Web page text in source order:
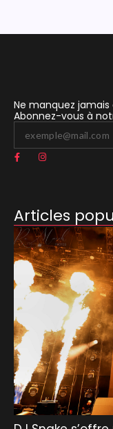
Ne manquez
Abonnez-vous à
Articles